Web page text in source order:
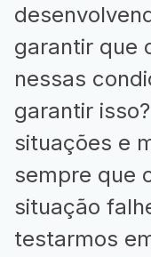
garantir que
nessas
garantir
situações e
sempre que
situação
testarmos